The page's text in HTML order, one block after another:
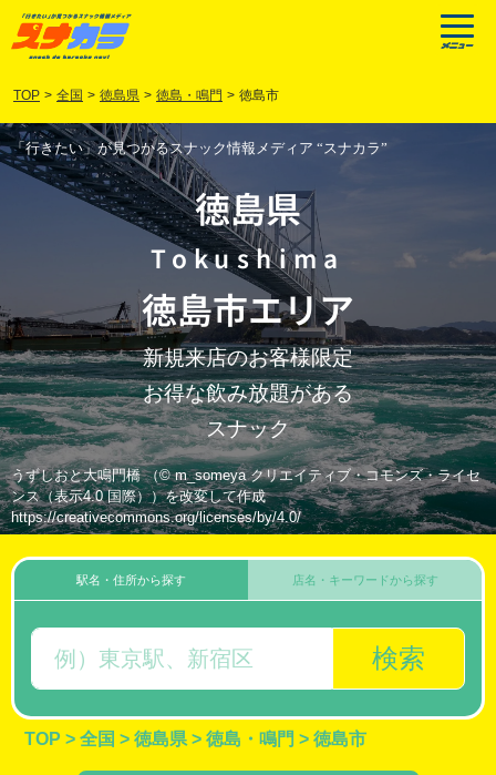
TOP > 全国 > 徳島県 > 徳島・鳴門 > 徳島市
「行きたい」が見つかるスナック情報メディア “スナカラ”
徳島県
Tokushima
徳島市エリア
新規来店のお客様限定
お得な飲み放題がある
スナック
うずしおと大鳴門橋 （© m_someya クリエイティブ・コモンズ・ライセ
ンス（表示4.0 国際））を改変して作成
https://creativecommons.org/licenses/by/4.0/
駅名・住所から探す
検索
店名・キーワードから探す
TOP > 全国 > 徳島県 > 徳島・鳴門 > 徳島市